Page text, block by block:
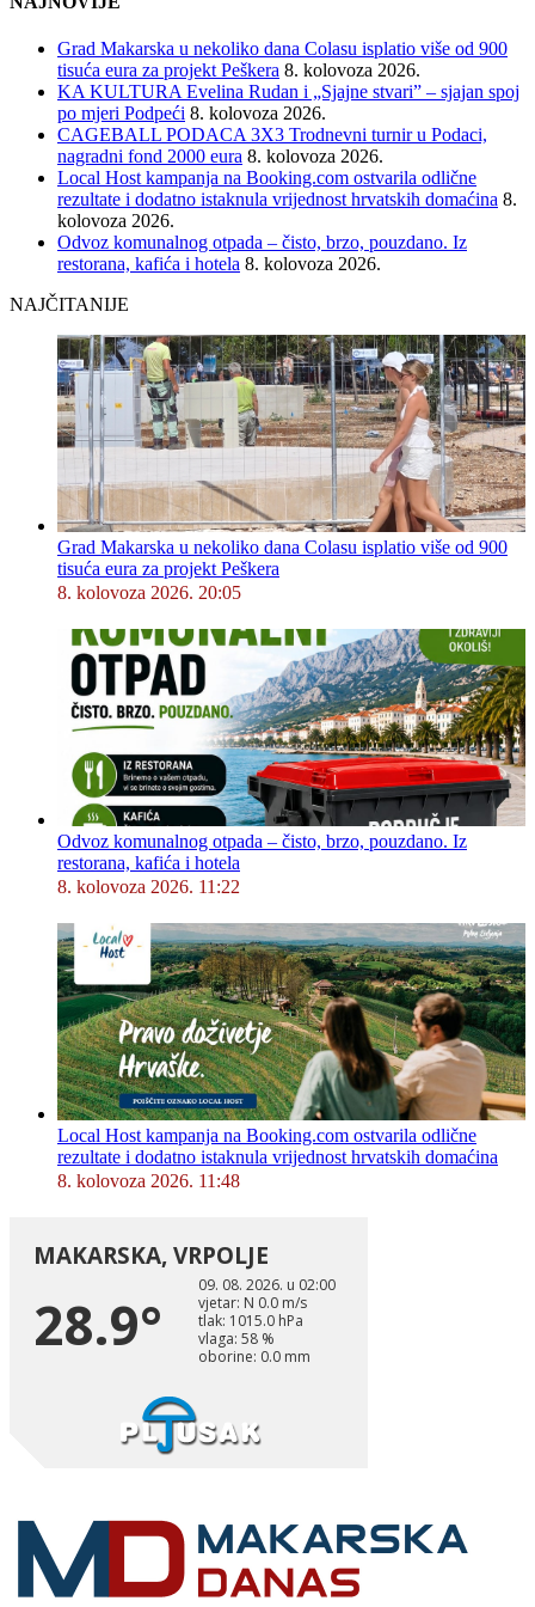
Grad Makarska u nekoliko dana Colasu isplatio više od 900
tisuća eura za projekt Peškera 8. kolovoza 2026.
KA KULTURA Evelina Rudan i „Sjajne stvari” – sjajan spoj
po mjeri Podpeći 8. kolovoza 2026.
CAGEBALL PODACA 3X3 Trodnevni turnir u Podaci,
nagradni fond 2000 eura 8. kolovoza 2026.
Local Host kampanja na Booking.com ostvarila odlične
rezultate i dodatno istaknula vrijednost hrvatskih domaćina 8.
kolovoza 2026.
Odvoz komunalnog otpada – čisto, brzo, pouzdano. Iz
restorana, kafića i hotela 8. kolovoza 2026.
NAJČITANIJE
Grad Makarska u nekoliko dana Colasu isplatio više od 900
tisuća eura za projekt Peškera
8. kolovoza 2026. 20:05
Odvoz komunalnog otpada – čisto, brzo, pouzdano. Iz
restorana, kafića i hotela
8. kolovoza 2026. 11:22
Local Host kampanja na Booking.com ostvarila odlične
rezultate i dodatno istaknula vrijednost hrvatskih domaćina
8. kolovoza 2026. 11:48